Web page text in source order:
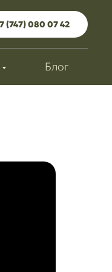
(747) 080 07 42
Блог